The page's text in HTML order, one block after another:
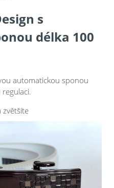
s
délka 100
automatickou sponou
zvětšíte